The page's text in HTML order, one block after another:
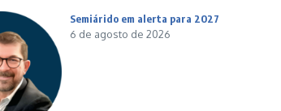
Semiárido em alerta para 2027
6 de agosto de 2026